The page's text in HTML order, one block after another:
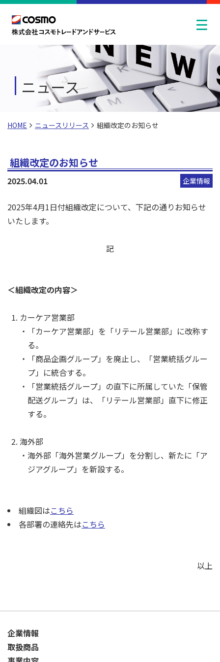
ニュース
HOME ニュースリリース 組織改定のお知らせ
組織改定のお知らせ
2025.04.01 企業情報
2025年4月1日付組織改定について、下記の通りお知らせ
いたします。
記
＜組織改定の内容＞
カーケア営業部
「カーケア営業部」を「リテール営業部」に改称す
る。
「商品企画グループ」を廃止し、「営業統括グルー
プ」に統合する。
「営業統括グループ」の直下に所属していた「保管
配送グループ」は、「リテール営業部」直下に修正
する。
海外部
海外部「海外営業グループ」を分割し、新たに「ア
ジアグループ」を新設する。
組織図はこちら
各部署の連絡先はこちら
以上
企業情報
取扱商品